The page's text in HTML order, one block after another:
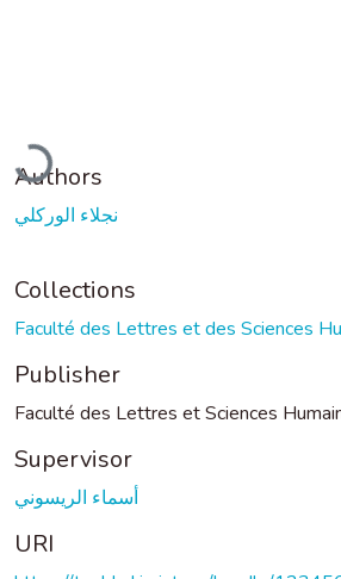
Authors
نجلاء الوركلي
Collections
Faculté des Lettres et des Sciences
Publisher
Faculté des Lettres et Sciences
Supervisor
أسماء الريسوني
URI